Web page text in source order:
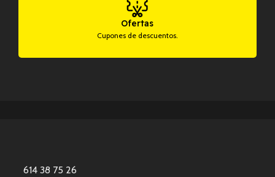
Ofertas
Cupones de descuentos.
614 38 75 26